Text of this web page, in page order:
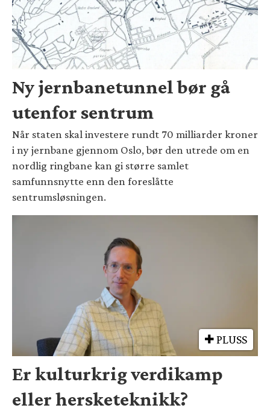
Ny jernbanetunnel bør gå
utenfor sentrum
Når staten skal investere rundt 70 milliarder kroner
i ny jernbane gjennom Oslo, bør den utrede om en
nordlig ringbane kan gi større samlet
samfunnsnytte enn den foreslåtte
sentrumsløsningen.
PLUSS
Er kulturkrig verdikamp
eller hersketeknikk?